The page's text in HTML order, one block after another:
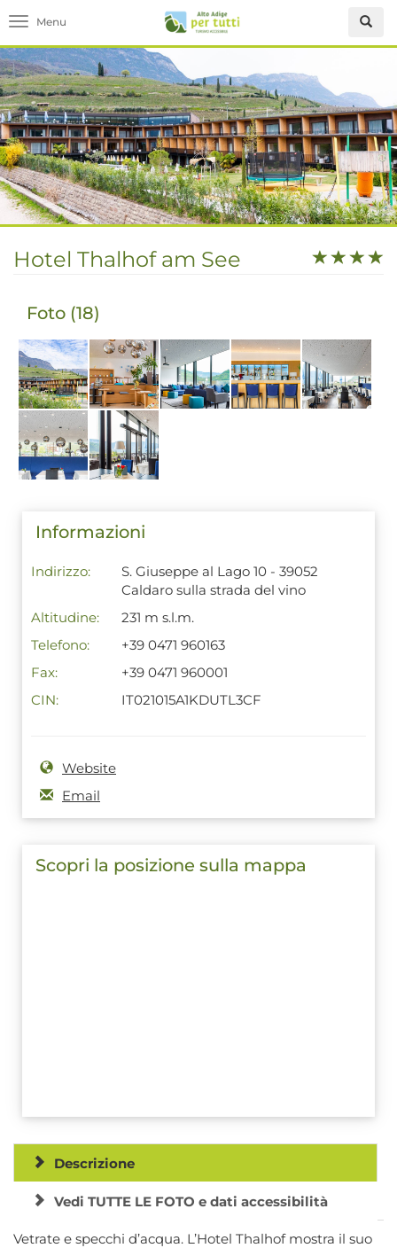
Toggle navigation
Hotel Thalhof am See
Foto (18)
Informazioni
Indirizzo:
S. Giuseppe al Lago 10 - 39052
Caldaro sulla strada del vino
Altitudine:
231 m s.l.m.
Telefono:
+39 0471 960163
Fax:
+39 0471 960001
CIN:
IT021015A1KDUTL3CF
Website
Email
Scopri la posizione sulla mappa
Descrizione
Vedi TUTTE LE FOTO e dati accessibilità
Vetrate e specchi d’acqua. L’Hotel Thalhof mostra il suo